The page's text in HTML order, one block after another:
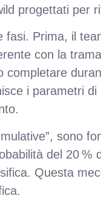
progettati per
Prima, il
con la
completare
i parametri
sono
del 20 %
Questa